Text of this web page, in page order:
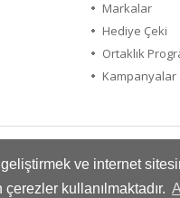
ve internet
kullanılmaktadır.
Markalar
Hediye Çeki
Ortaklık
Kampanyalar
Kampanyalar Ortaklık